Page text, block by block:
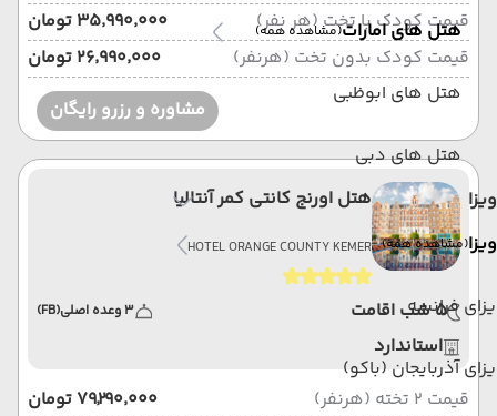
هتل های امارات(مشاهده همه)
هتل های ابوظبی
هتل های دبی
ویزا
ویزا(مشاهده همه)
فرانسه
آذربایجان (باکو)
قیمت کودک با تخت (هر نفر)
۳۵٬۹۹۰٬۰۰۰ تومان
قیمت کودک بدون تخت (هرنفر)
۲۶٬۹۹۰٬۰۰۰ تومان
مشاوره و رزرو رایگان
هتل اورنج کانتی کمر آنتالیا
HOTEL ORANGE COUNTY KEMER
5 شب اقامت 3 وعده اصلی (FB)
استاندارد
قیمت 2 تخته (هرنفر)
۷۹٬۲۹۰٬۰۰۰ تومان